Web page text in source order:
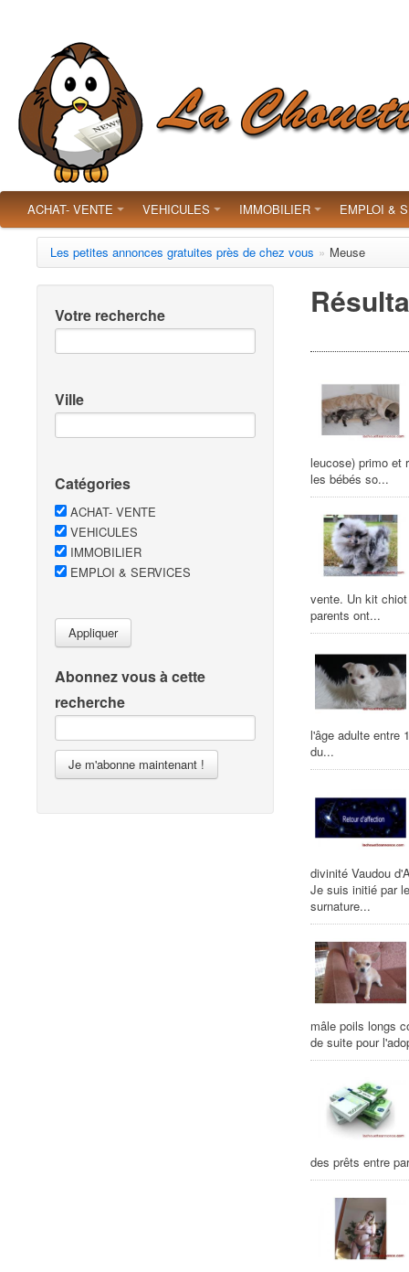
ACHAT- VENTE VEHICULES IMMOBILIER EMPLOI &
Les petites annonces gratuites près de chez vous » Meuse
Votre recherche
Ville
Catégories
ACHAT- VENTE
VEHICULES
IMMOBILIER
EMPLOI & SERVICES
Appliquer
Abonnez vous à cette
recherche
Je m'abonne maintenant !
leucose) primo et
les bébés so...
vente. Un kit
parents ont...
l'âge adulte entre
du...
divinité Vaudou
Je suis initié par
surnature...
mâle poils longs
de suite pour
des prêts entre